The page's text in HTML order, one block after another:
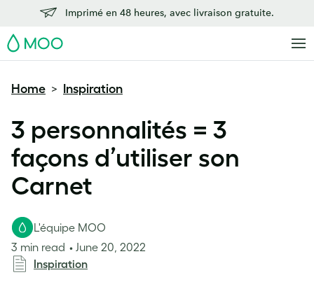
Imprimé en 48 heures, avec livraison gratuite.
MOO
Home > Inspiration
3 personnalités = 3
façons d’utiliser son
Carnet
L'équipe MOO
3 min read
June 20, 2022
Inspiration